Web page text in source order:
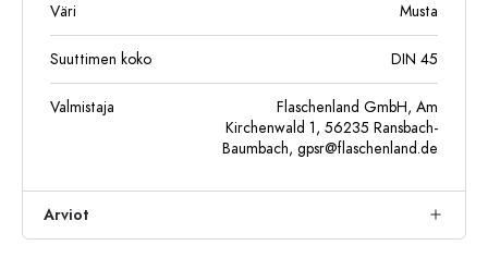
Väri Musta
Suuttimen koko DIN 45
Valmistaja
Flaschenland GmbH, Am
Kirchenwald 1, 56235 Ransbach-
Baumbach, gpsr@flaschenland.de
Arviot